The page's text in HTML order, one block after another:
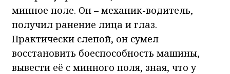
минное поле. Он – механик-водитель,
получил ранение лица и глаз.
Практически слепой, он сумел
восстановить боеспособность машины,
вывести её с минного поля, зная, что у